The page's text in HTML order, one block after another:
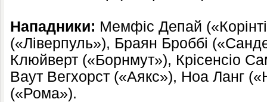
Нападники: Мемфіс Депай
(«Ліверпуль»), Браян Броббі
Клюйверт («Борнмут»), Крісенсіо
Ваут Вегхорст («Аякс»), Ноа Ланг
(«Рома»).